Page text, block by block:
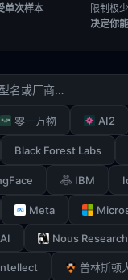
单次样本
限制极少
决定你
零一万物 AI2
Black Forest Labs
IBM
Meta
Nous Research
普林斯顿